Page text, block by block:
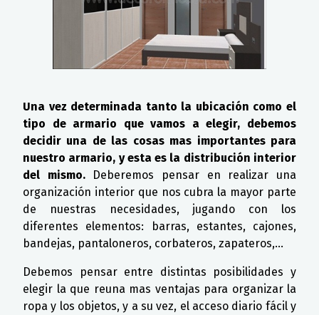
Una vez determinada tanto la ubicación como el
tipo de armario que vamos a elegir, debemos
decidir una de las cosas mas importantes para
nuestro armario, y esta es la distribución interior
del mismo.Deberemos pensar en realizar una
organización interior que nos cubra la mayor parte
de nuestras necesidades, jugando con los
diferentes elementos: barras, estantes, cajones,
bandejas, pantaloneros, corbateros, zapateros,...
Debemos pensar entre distintas posibilidades y
elegir la que reuna mas ventajas para organizar la
ropa y los objetos, y a su vez, el acceso diario fácil y